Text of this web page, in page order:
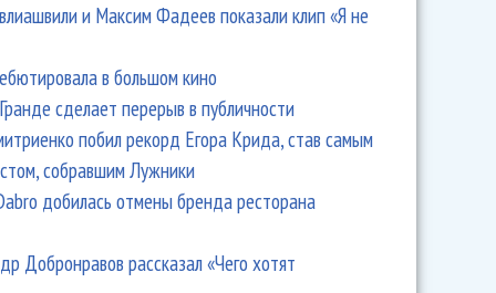
и Максим Фадеев показали клип «Я не
в большом кино
сделает перерыв в публичности
побил рекорд Егора Крида, став самым
собравшим Лужники
добилась отмены бренда ресторана
Добронравов рассказал «Чего хотят